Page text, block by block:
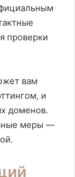
проверки
вам
и
доменов.
меры —